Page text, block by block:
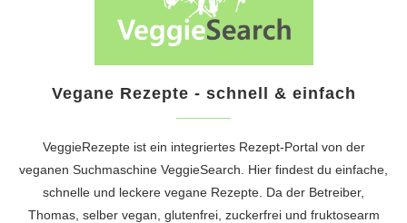
Vegane Rezepte - schnell & einfach
VeggieRezepte ist ein integriertes Rezept-Portal von der
veganen Suchmaschine VeggieSearch . Hier findest du einfache,
schnelle und leckere vegane Rezepte. Da der Betreiber,
Thomas, selber vegan, glutenfrei, zuckerfrei und fruktosearm